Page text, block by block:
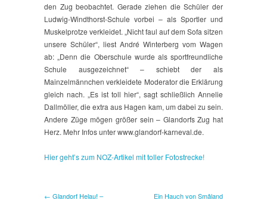
den Zug beobachtet. Gerade ziehen die Schüler der
Ludwig-Windthorst-Schule vorbei – als Sportler und
Muskelprotze verkleidet. „Nicht faul auf dem Sofa sitzen
unsere Schüler“, liest André Winterberg vom Wagen
ab: „Denn die Oberschule wurde als sportfreundliche
Schule ausgezeichnet“ – schiebt der als
Mainzelmännchen verkleidete Moderator die Erklärung
gleich nach. „Es ist toll hier“, sagt schließlich Annelie
Dallmöller, die extra aus Hagen kam, um dabei zu sein.
Andere Züge mögen größer sein – Glandorfs Zug hat
Herz. Mehr Infos unter www.glandorf-karneval.de.
Hier geht’s zum NOZ-Artikel mit toller Fotostrecke!
← Glandorf Helau! –
Ein Hauch von Smâland